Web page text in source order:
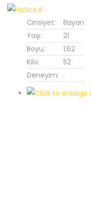
Cinsiyet:
Bayan
Yaşı:
21
Boyu:
1.62
Kilo:
52
Deneyim: .